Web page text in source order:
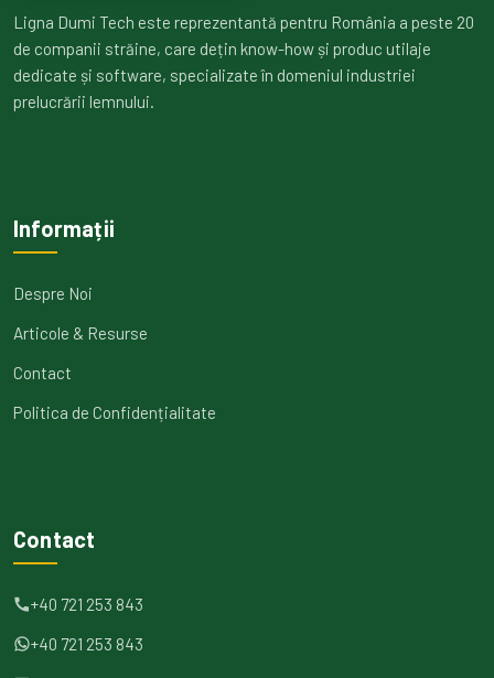
Ligna Dumi Tech este reprezentantă pentru România a peste 20
de companii străine, care dețin know-how și produc utilaje
dedicate și software, specializate în domeniul industriei
prelucrării lemnului.
Informații
Despre Noi
Articole & Resurse
Contact
Politica de Confidențialitate
Contact
+40 721 253 843
+40 721 253 843